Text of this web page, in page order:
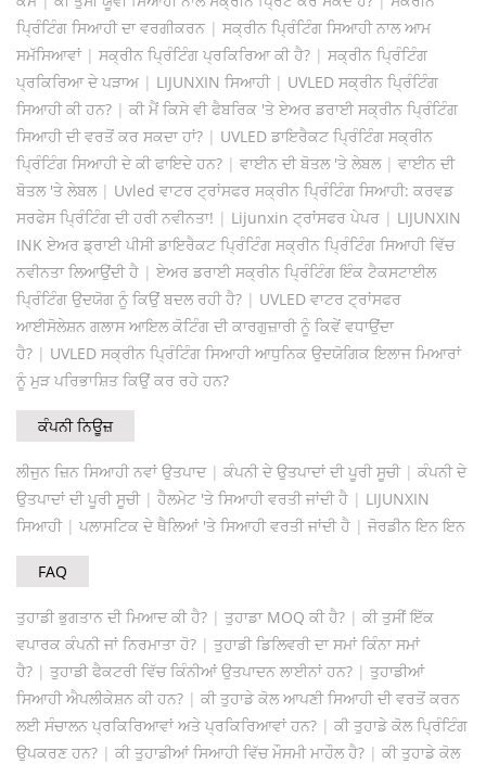
ਪ੍ਰਿੰਟਿੰਗ ਸਿਆਹੀ ਦਾ ਵਰਗੀਕਰਨ | ਸਕ੍ਰੀਨ ਪ੍ਰਿੰਟਿੰਗ ਸਿਆਹੀ ਨਾਲ ਆਮ
ਸਮੱਸਿਆਵਾਂ| ਸਕ੍ਰੀਨ ਪ੍ਰਿੰਟਿੰਗ ਪ੍ਰਕਿਰਿਆ ਕੀ ਹੈ? | ਸਕ੍ਰੀਨ ਪ੍ਰਿੰਟਿੰਗ
ਪ੍ਰਕਿਰਿਆ ਦੇ ਪੜਾਅ | LIJUNXIN ਸਿਆਹੀ| UVLED ਸਕ੍ਰੀਨ ਪ੍ਰਿੰਟਿੰਗ
ਸਿਆਹੀ ਕੀ ਹਨ? | ਕੀ ਮੈਂ ਕਿਸੇ ਵੀ ਫੈਬਰਿਕ 'ਤੇ ਏਅਰ ਡਰਾਈ ਸਕ੍ਰੀਨ ਪ੍ਰਿੰਟਿੰਗ
ਸਿਆਹੀ ਦੀ ਵਰਤੋਂ ਕਰ ਸਕਦਾ ਹਾਂ? | UVLED ਡਾਇਰੈਕਟ ਪ੍ਰਿੰਟਿੰਗ ਸਕ੍ਰੀਨ
ਪ੍ਰਿੰਟਿੰਗ ਸਿਆਹੀ ਦੇ ਕੀ ਫਾਇਦੇ ਹਨ? | ਵਾਈਨ ਦੀ ਬੋਤਲ 'ਤੇ ਲੇਬਲ| ਵਾਈਨ ਦੀ
ਬੋਤਲ 'ਤੇ ਲੇਬਲ| Uvled ਵਾਟਰ ਟ੍ਰਾਂਸਫਰ ਸਕ੍ਰੀਨ ਪ੍ਰਿੰਟਿੰਗ ਸਿਆਹੀ: ਕਰਵਡ
ਸਰਫੇਸ ਪ੍ਰਿੰਟਿੰਗ ਦੀ ਹਰੀ ਨਵੀਨਤਾ! | Lijunxin ਟ੍ਰਾਂਸਫਰ ਪੇਪਰ | LIJUNXIN
INK ਏਅਰ ਡ੍ਰਾਈ ਪੀਸੀ ਡਾਇਰੈਕਟ ਪ੍ਰਿੰਟਿੰਗ ਸਕ੍ਰੀਨ ਪ੍ਰਿੰਟਿੰਗ ਸਿਆਹੀ ਵਿੱਚ
ਨਵੀਨਤਾ ਲਿਆਉਂਦੀ ਹੈ | ਏਅਰ ਡਰਾਈ ਸਕ੍ਰੀਨ ਪ੍ਰਿੰਟਿੰਗ ਇੰਕ ਟੈਕਸਟਾਈਲ
ਪ੍ਰਿੰਟਿੰਗ ਉਦਯੋਗ ਨੂੰ ਕਿਉਂ ਬਦਲ ਰਹੀ ਹੈ? | UVLED ਵਾਟਰ ਟ੍ਰਾਂਸਫਰ
ਆਈਸੋਲੇਸ਼ਨ ਗਲਾਸ ਆਇਲ ਕੋਟਿੰਗ ਦੀ ਕਾਰਗੁਜ਼ਾਰੀ ਨੂੰ ਕਿਵੇਂ ਵਧਾਉਂਦਾ
ਹੈ? | UVLED ਸਕ੍ਰੀਨ ਪ੍ਰਿੰਟਿੰਗ ਸਿਆਹੀ ਆਧੁਨਿਕ ਉਦਯੋਗਿਕ ਇਲਾਜ ਮਿਆਰਾਂ
ਨੂੰ ਮੁੜ ਪਰਿਭਾਸ਼ਿਤ ਕਿਉਂ ਕਰ ਰਹੇ ਹਨ?
ਕੰਪਨੀ ਨਿਊਜ਼
ਲੀਜੁਨ ਜ਼ਿਨ ਸਿਆਹੀ ਨਵਾਂ ਉਤਪਾਦ| ਕੰਪਨੀ ਦੇ ਉਤਪਾਦਾਂ ਦੀ ਪੂਰੀ ਸੂਚੀ| ਕੰਪਨੀ ਦੇ
ਉਤਪਾਦਾਂ ਦੀ ਪੂਰੀ ਸੂਚੀ| ਹੈਲਮੇਟ 'ਤੇ ਸਿਆਹੀ ਵਰਤੀ ਜਾਂਦੀ ਹੈ | LIJUNXIN
ਸਿਆਹੀ| ਪਲਾਸਟਿਕ ਦੇ ਥੈਲਿਆਂ 'ਤੇ ਸਿਆਹੀ ਵਰਤੀ ਜਾਂਦੀ ਹੈ | ਜੋਰਡੀਨ ਇਨ ਇਨ
FAQ
ਤੁਹਾਡੀ ਭੁਗਤਾਨ ਦੀ ਮਿਆਦ ਕੀ ਹੈ? | ਤੁਹਾਡਾ MOQ ਕੀ ਹੈ? | ਕੀ ਤੁਸੀਂ ਇੱਕ
ਵਪਾਰਕ ਕੰਪਨੀ ਜਾਂ ਨਿਰਮਾਤਾ ਹੋ? | ਤੁਹਾਡੀ ਡਿਲਿਵਰੀ ਦਾ ਸਮਾਂ ਕਿੰਨਾ ਸਮਾਂ
ਹੈ? | ਤੁਹਾਡੀ ਫੈਕਟਰੀ ਵਿੱਚ ਕਿੰਨੀਆਂ ਉਤਪਾਦਨ ਲਾਈਨਾਂ ਹਨ? | ਤੁਹਾਡੀਆਂ
ਸਿਆਹੀ ਐਪਲੀਕੇਸ਼ਨ ਕੀ ਹਨ? | ਕੀ ਤੁਹਾਡੇ ਕੋਲ ਆਪਣੀ ਸਿਆਹੀ ਦੀ ਵਰਤੋਂ ਕਰਨ
ਲਈ ਸੰਚਾਲਨ ਪ੍ਰਕਿਰਿਆਵਾਂ ਅਤੇ ਪ੍ਰਕਿਰਿਆਵਾਂ ਹਨ? | ਕੀ ਤੁਹਾਡੇ ਕੋਲ ਪ੍ਰਿੰਟਿੰਗ
ਉਪਕਰਣ ਹਨ? | ਕੀ ਤੁਹਾਡੀਆਂ ਸਿਆਹੀ ਵਿੱਚ ਮੌਸਮੀ ਮਾਹੌਲ ਹੈ? | ਕੀ ਤੁਹਾਡੇ ਕੋਲ